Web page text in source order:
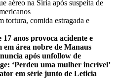
aéreo na Síria após suspeita de
tortura, comida estragada e
anos provoca acidente e
área nobre de Manaus
após unfollow de
‘Perdeu uma mulher incrível’
em série junto de Leticia